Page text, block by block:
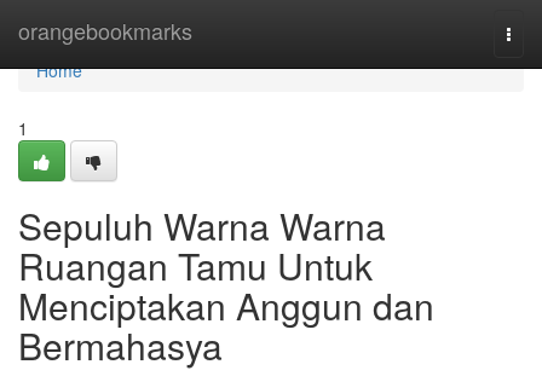
orangebookmarks
Home
Home
1
Sepuluh Warna Warna
Ruangan Tamu Untuk
Menciptakan Anggun dan
Bermahasya